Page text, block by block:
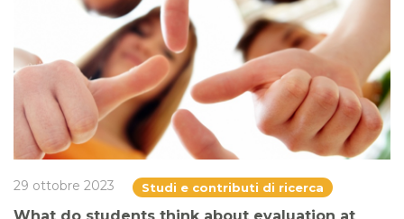
29 ottobre 2023 Studi e contributi di ricerca
What do students think about evaluation at